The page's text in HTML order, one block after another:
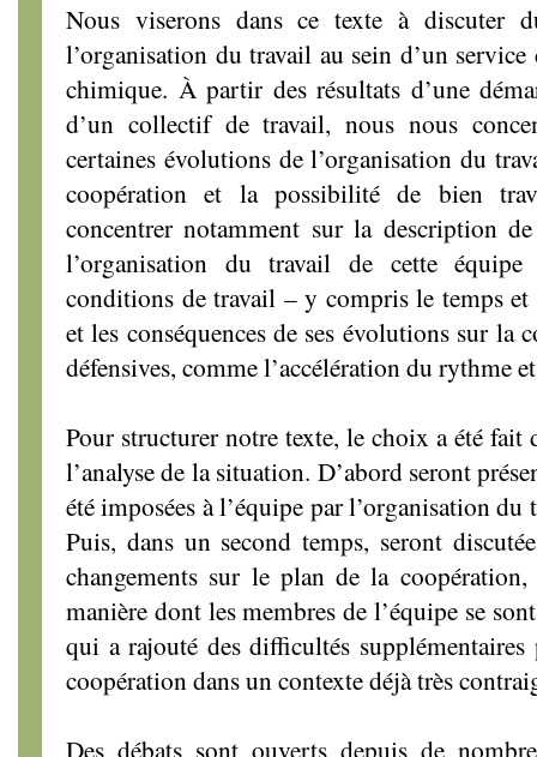
Nous viserons dans ce texte à discuter
l’organisation du travail au sein d’un
chimique. À partir des résultats d’une
d’un collectif de travail, nous nous
certaines évolutions de l’organisation du
coopération et la possibilité de bien
concentrer notamment sur la description
l’organisation du travail de cette
conditions de travail – y compris le temps et
et les conséquences de ses évolutions sur la
défensives, comme l’accélération du rythme
Pour structurer notre texte, le choix a été fait
l’analyse de la situation. D’abord seront
été imposées à l’équipe par l’organisation du
Puis, dans un second temps, seront
changements sur le plan de la
manière dont les membres de l’équipe se
qui a rajouté des difficultés
coopération dans un contexte déjà très
Des débats sont ouverts depuis de